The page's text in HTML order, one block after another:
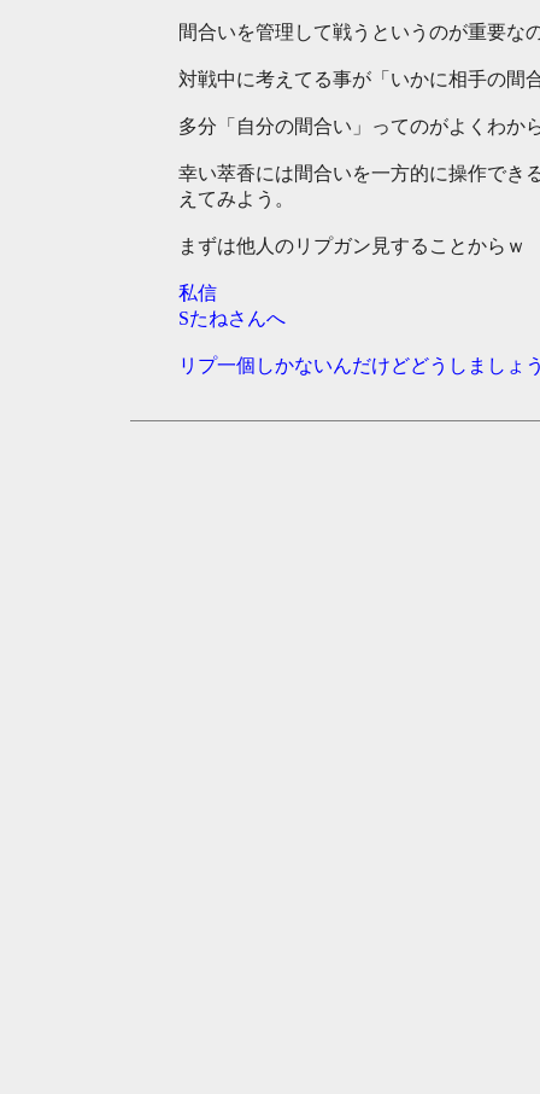
間合いを管理して戦うというのが重要な
対戦中に考えてる事が「いかに相手の間
多分「自分の間合い」ってのがよくわか
幸い萃香には間合いを一方的に操作でき
えてみよう。
まずは他人のリプガン見することからｗ
私信
Sたねさんへ
リプ一個しかないんだけどどうしましょ